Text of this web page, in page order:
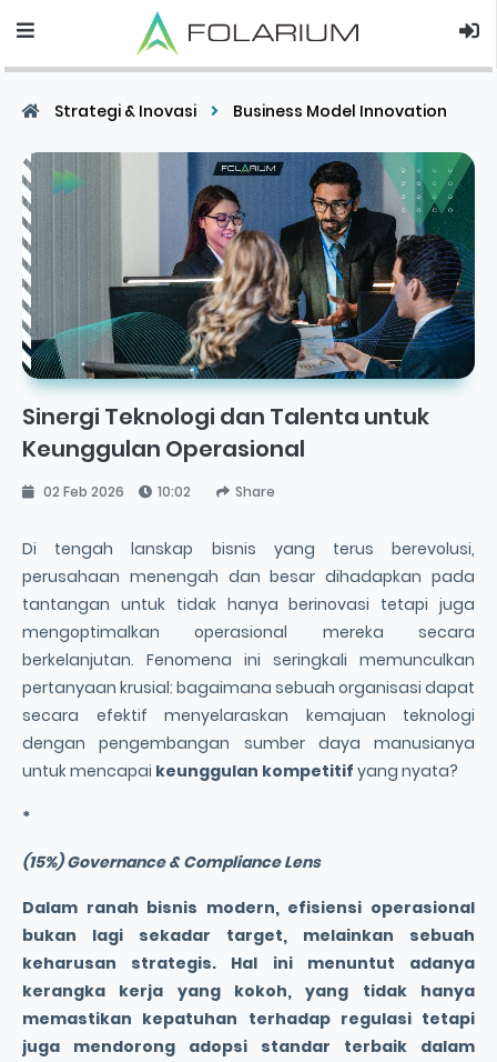
Strategi & Inovasi Business Model Innovation
Sinergi Teknologi dan Talenta untuk
Keunggulan Operasional
02 Feb 2026 10:02 Share
Di tengah lanskap bisnis yang terus berevolusi,
perusahaan menengah dan besar dihadapkan pada
tantangan untuk tidak hanya berinovasi tetapi juga
mengoptimalkan operasional mereka secara
berkelanjutan. Fenomena ini seringkali memunculkan
pertanyaan krusial: bagaimana sebuah organisasi dapat
secara efektif menyelaraskan kemajuan teknologi
dengan pengembangan sumber daya manusianya
untuk mencapai keunggulan kompetitif yang nyata?
*
(15%) Governance & Compliance Lens
Dalam ranah bisnis modern, efisiensi operasional
bukan lagi sekadar target, melainkan sebuah
keharusan strategis. Hal ini menuntut adanya
kerangka kerja yang kokoh, yang tidak hanya
memastikan kepatuhan terhadap regulasi tetapi
juga mendorong adopsi standar terbaik dalam